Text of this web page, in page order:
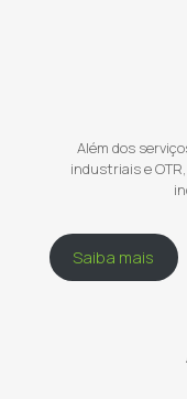
Além dos
industriais e
Saiba mais